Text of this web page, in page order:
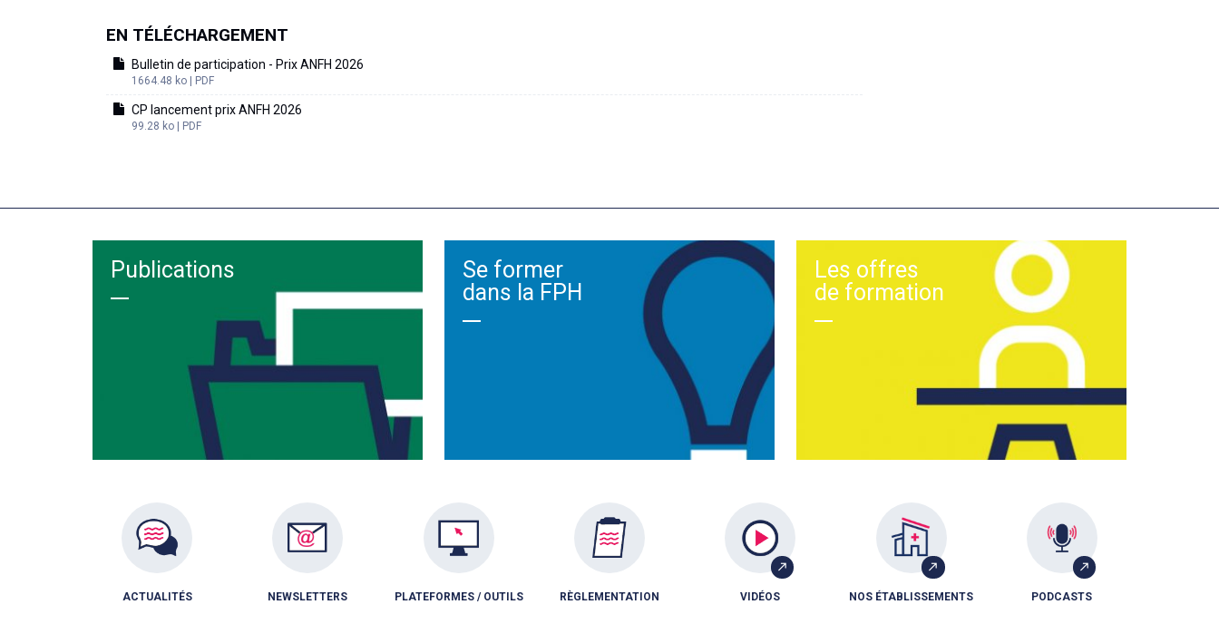
EN TÉLÉCHARGEMENT
Bulletin de participation - Prix ANFH 2026
1664.48 ko | PDF
CP lancement prix ANFH 2026
99.28 ko | PDF
Publications
Se former
dans la FPH
Les offres
de formation
ACTUALITÉS NEWSLETTERS PLATEFORMES / OUTILS RÈGLEMENTATION VIDÉOS NOS ÉTABLISSEMENTS PODCASTS